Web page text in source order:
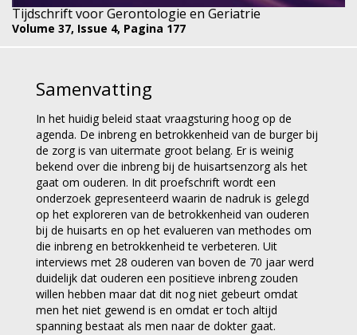
Tijdschrift voor Gerontologie en Geriatrie
Volume 37, Issue 4, Pagina 177
Samenvatting
In het huidig beleid staat vraagsturing hoog op de
agenda. De inbreng en betrokkenheid van de burger bij
de zorg is van uitermate groot belang. Er is weinig
bekend over die inbreng bij de huisartsenzorg als het
gaat om ouderen. In dit proefschrift wordt een
onderzoek gepresenteerd waarin de nadruk is gelegd
op het exploreren van de betrokkenheid van ouderen
bij de huisarts en op het evalueren van methodes om
die inbreng en betrokkenheid te verbeteren. Uit
interviews met 28 ouderen van boven de 70 jaar werd
duidelijk dat ouderen een positieve inbreng zouden
willen hebben maar dat dit nog niet gebeurt omdat
men het niet gewend is en omdat er toch altijd
spanning bestaat als men naar de dokter gaat.